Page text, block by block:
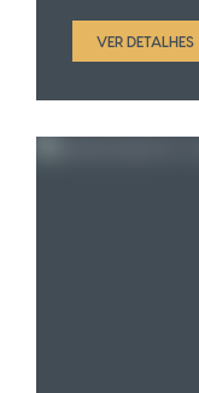
VER DETALHES